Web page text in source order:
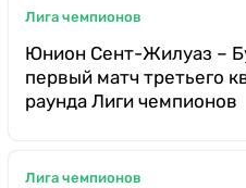
Лига чемпионов
Юнион Сент-Жилуаз –
первый матч третьего
раунда Лиги чемпионов
Лига чемпионов